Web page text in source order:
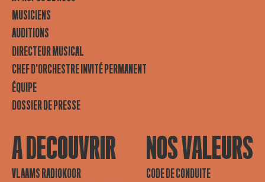
MUSICIENS
AUDITIONS
DIRECTEUR MUSICAL
CHEF D’ORCHESTRE INVITÉ PERMANENT
ÉQUIPE
DOSSIER DE PRESSE
A DECOUVRIR
VLAAMS RADIOKOOR
NOS VALEURS
CODE DE CONDUITE